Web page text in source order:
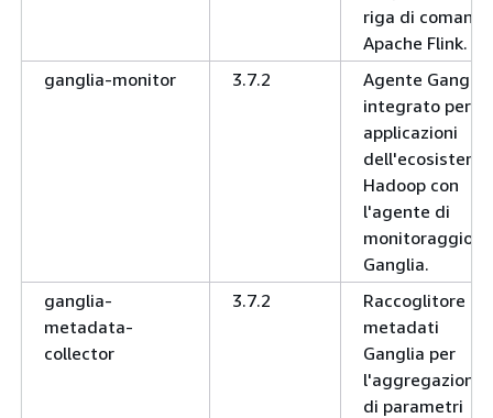
riga di comando
Apache Flink.
ganglia-monitor
3.7.2
Agente Ganglia
integrato per le
applicazioni
dell'ecosistema
Hadoop con
l'agente di
monitoraggio
Ganglia.
ganglia-
metadata-
collector
3.7.2
Raccoglitore di
metadati
Ganglia per
l'aggregazione
di parametri